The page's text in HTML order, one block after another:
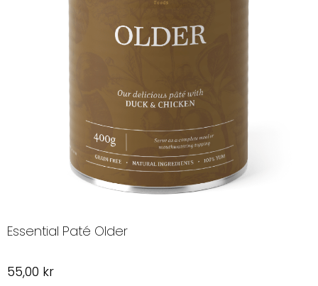
Essential Paté Older
55,00 kr